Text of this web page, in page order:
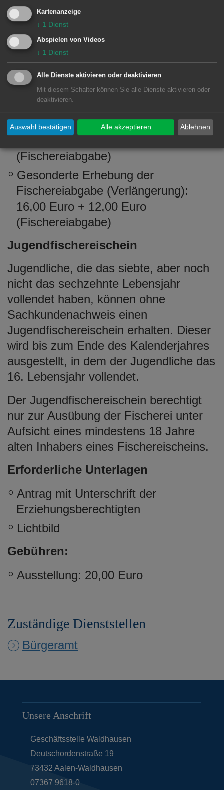
Erforderliche Unterlagen
Antrag
Personalausweis bzw. Reisepass
entsprechender Nachweis
Lichtbild
Gebühren:
(Fischereiabgabe)
Gesonderte Erhebung der
Fischereiabgabe (Verlängerung):
16,00 Euro + 12,00 Euro
(Fischereiabgabe)
Jugendfischereischein
Jugendliche, die das siebte, aber noch
nicht das sechzehnte Lebensjahr
vollendet haben, können ohne
Sachkundenachweis einen
Jugendfischereischein erhalten. Dieser
wird bis zum Ende des Kalenderjahres
ausgestellt, in dem der Jugendliche das
16. Lebensjahr vollendet.
Der Jugendfischereischein berechtigt
nur zur Ausübung der Fischerei unter
Aufsicht eines mindestens 18 Jahre
alten Inhabers eines Fischereischeins.
Erforderliche Unterlagen
Antrag mit Unterschrift der
Erziehungsberechtigten
Lichtbild
Gebühren:
Ausstellung: 20,00 Euro
Zuständige Dienststellen
Bürgeramt
Unsere Anschrift
Geschäftsstelle Waldhausen
Deutschordenstraße 19
73432 Aalen-Waldhausen
07367 9618-0
Kartenanzeige
↓ 1 Dienst
Abspielen von Videos
↓ 1 Dienst
Alle Dienste aktivieren oder deaktivieren
Mit diesem Schalter können Sie alle Dienste aktivieren oder
deaktivieren.
Ablehnen
Auswahl bestätigen Alle akzeptieren